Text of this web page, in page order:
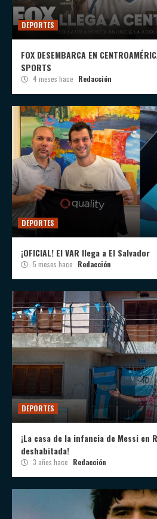
DEPORTES
FOX DESEMBARCA EN
SPORTS
4 meses hace Redacción
DEPORTES
¡OFICIAL! El VAR llega a El Salvador
5 meses hace Redacción
DEPORTES
¡La casa de la infancia de Messi en
deshabitada!
3 años hace Redacción